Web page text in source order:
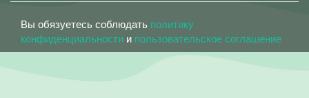
Вы обязуетесь соблюдать политику
конфиденциальности и пользовательское соглашение